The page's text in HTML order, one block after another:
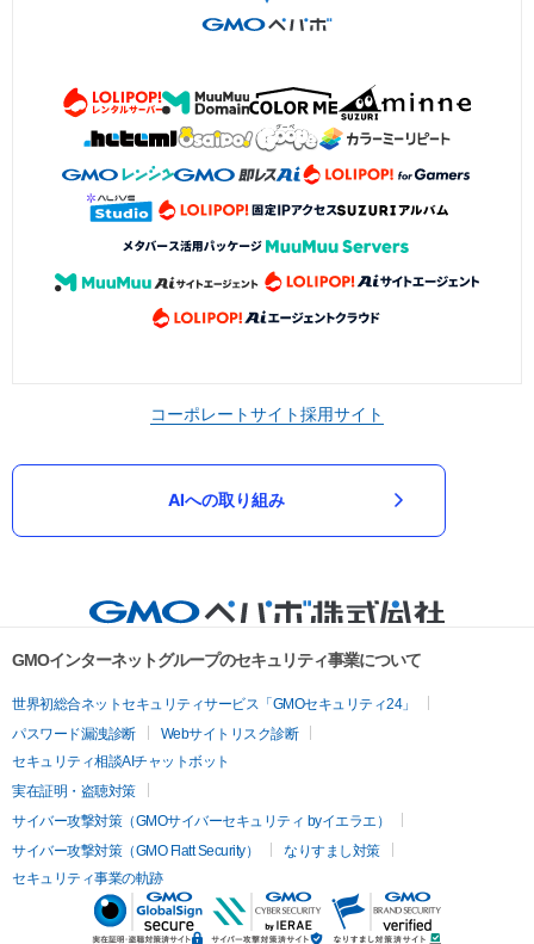
コーポレートサイト採用サイト
AIへの取り組み
GMOインターネットグループのセキュリティ事業について
世界初総合ネットセキュリティサービス「GMOセキュリティ24」
パスワード漏洩診断
Webサイトリスク診断
セキュリティ相談AIチャットボット
実在証明・盗聴対策
サイバー攻撃対策（GMOサイバーセキュリティ byイエラエ）
サイバー攻撃対策（GMO Flatt Security）
なりすまし対策
セキュリティ事業の軌跡